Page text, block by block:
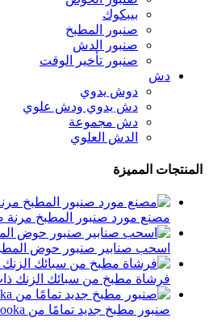
بيبكوك
صنبور المطبخ
صنبور الدش
صنبور تأخير الوقت
دش
دوش يدوي
دش يدوي ودش علوي
دش مجموعة
الدش العلوي
المنتجات المميزة
مصنع مورد صنبور المطبخ مرنة
اسحب صنابير صنبور حوض
فرشاة مطبخ من سبائك الزنك
صنبور مطبخ جديد تمامًا من Jooka للمياه الباردة